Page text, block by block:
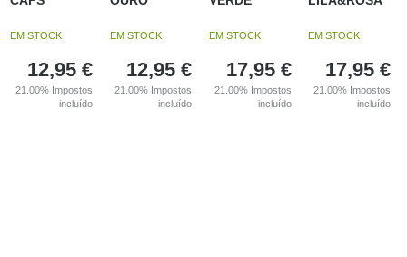
EM STOCK
12,95 €
21.00% Impostos
incluído
EM STOCK
12,95 €
21.00% Impostos
incluído
EM STOCK
17,95 €
21.00% Impostos
incluído
EM STOCK
17,95 €
21.00% Impostos
incluído